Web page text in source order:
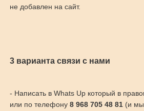
не добавлен на сайт.
3 варианта связи с нами
- Написать в Whats Up который в
или по телефону 8 968 705 48 81(и мы